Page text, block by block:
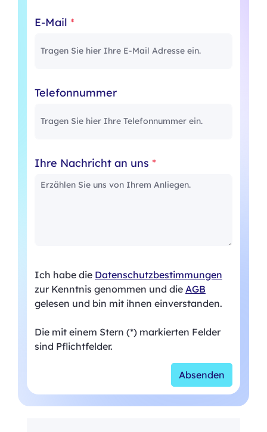
E-Mail *
Telefonnummer
Ihre Nachricht an uns *
Ich habe die Datenschutzbestimmungen
zur Kenntnis genommen und die AGB
gelesen und bin mit ihnen einverstanden.
Die mit einem Stern (*) markierten Felder
sind Pflichtfelder.
Absenden